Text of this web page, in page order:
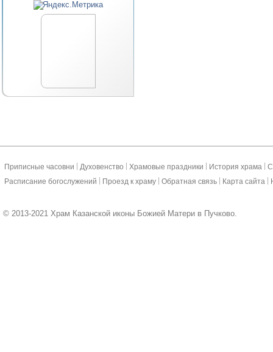
Приписные часовни Духовенство Храмовые праздники История храма
Расписание богослужений
Проезд к храму Обратная связь Карта сайта
© 2013-2021 Храм Казанской иконы Божией Матери в Пучково.